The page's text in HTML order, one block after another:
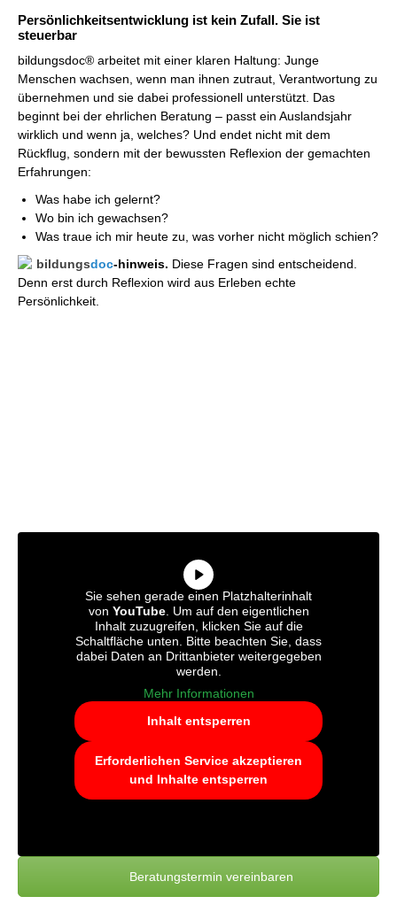
Persönlichkeitsentwicklung ist kein Zufall. Sie ist
steuerbar
bildungsdoc® arbeitet mit einer klaren Haltung: Junge
Menschen wachsen, wenn man ihnen zutraut, Verantwortung zu
übernehmen und sie dabei professionell unterstützt. Das
beginnt bei der ehrlichen Beratung – passt ein Auslandsjahr
wirklich und wenn ja, welches? Und endet nicht mit dem
Rückflug, sondern mit der bewussten Reflexion der gemachten
Erfahrungen:
Was habe ich gelernt?
Wo bin ich gewachsen?
Was traue ich mir heute zu, was vorher nicht möglich schien?
bildungsdoc-hinweis. Diese Fragen sind entscheidend.
Denn erst durch Reflexion wird aus Erleben echte
Persönlichkeit.
Sie sehen gerade einen Platzhalterinhalt
von YouTube. Um auf den eigentlichen
Inhalt zuzugreifen, klicken Sie auf die
Schaltfläche unten. Bitte beachten Sie, dass
dabei Daten an Drittanbieter weitergegeben
werden.
Mehr Informationen
Inhalt entsperren
Erforderlichen Service akzeptieren
und Inhalte entsperren
Beratungstermin vereinbaren